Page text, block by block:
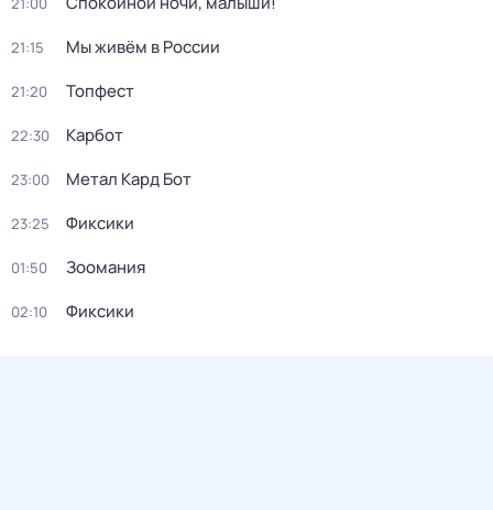
21:15 Мы живём в России
21:20 Топфест
22:30 Карбот
23:00 Метал Кард Бот
23:25 Фиксики
01:50 Зоомания
02:10 Фиксики